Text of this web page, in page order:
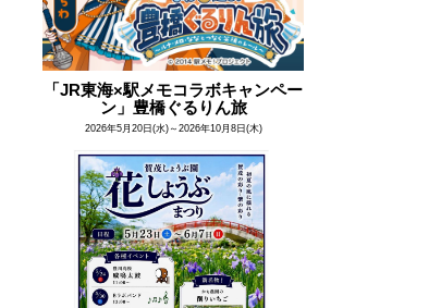
「JR東海×駅メモコラボキャンペー
ン」豊橋ぐるりん旅
2026年5月20日(水)～2026年10月8日(木)